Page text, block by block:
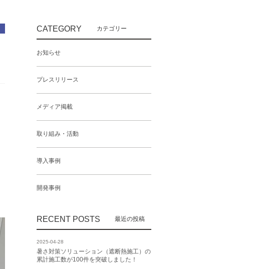
CATEGORY
お知らせ
プレスリリース
メディア掲載
取り組み・活動
導入事例
開発事例
RECENT POSTS
2025-04-28
暑さ対策ソリューション（遮断熱施工）の
累計施工数が100件を突破しました！